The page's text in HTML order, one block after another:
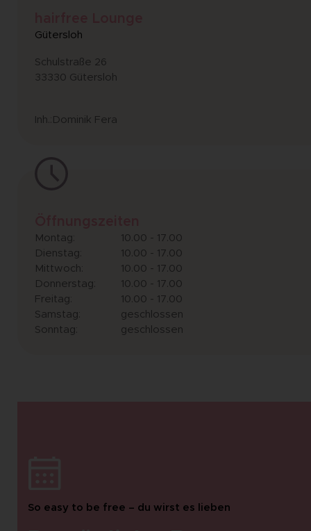
Gütersloh
Schulstraße 26
33330 Gütersloh
Inh.:Dominik Fera
Montag:
10.00 - 17.00
Dienstag:
10.00 - 17.00
Mittwoch:
10.00 - 17.00
Donnerstag:
10.00 - 17.00
Freitag:
10.00 - 17.00
Samstag:
geschlossen
Sonntag:
geschlossen
So easy to be free – du wirst es lieben